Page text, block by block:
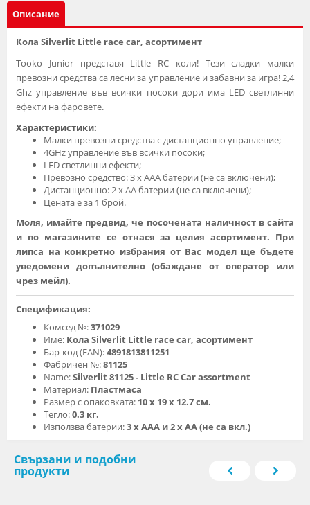
Описание
Кола Silverlit Little rаcе car, асортимент
Tooko Junior представя Little RC коли! Тези сладки малки
превозни средства са лесни за управление и забавни за игра! 2,4
Ghz управление във всички посоки дори има LED светлинни
ефекти на фаровете.
Характеристики:
Малки превозни средства с дистанционно управление;
4GHz управление във всички посоки;
LED светлинни ефекти;
Превозно средство: 3 x AAA батерии (не са включени);
Дистанционно: 2 x AA батерии (не са включени);
Цената е за 1 брой.
Моля, имайте предвид, че посочената наличност в сайта
и по магазините се отнася за целия асортимент. При
липса на конкретно избрания от Вас модел ще бъдете
уведомени допълнително (обаждане от оператор или
чрез мейл).
Спецификация:
Комсед №:371029
Име: Кола Silverlit Little rаcе car, асортимент
Бар-код (EAN):4891813811251
Фабричен №:81125
Name:Silverlit 81125 - Little RC Car assortment
Материал: Пластмаса
Размер с опаковката: 10 х 19 х 12.7 см.
Тегло:0.3 кг.
Използва батерии:3 x AAA и 2 х АА (не са вкл.)
Свързани и подобни
продукти